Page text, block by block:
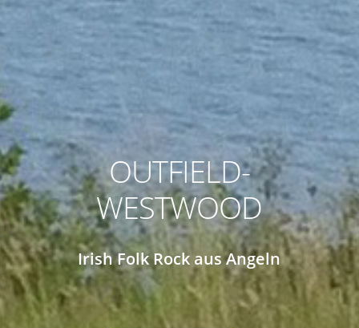
OUTFIELD-
WESTWOOD
Irish Folk Rock aus Angeln